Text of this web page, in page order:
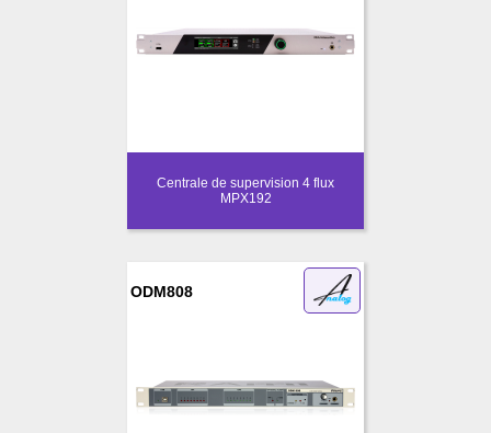
Centrale de supervision 4 flux
MPX192
ODM808